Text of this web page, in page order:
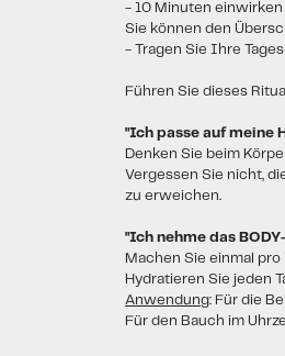
- 10 Minuten einwirken
Sie können den
- Tragen Sie Ihre
Führen Sie dieses
"Ich passe auf meine
Denken Sie beim
Vergessen Sie nicht,
zu erweichen.
"Ich nehme das
Machen Sie einmal
Hydratieren Sie jeden
Anwendung: Für die
Für den Bauch im